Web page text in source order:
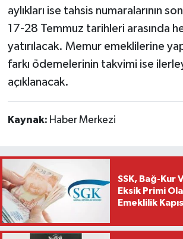
aylıkları ise tahsis numaralarının
17-28 Temmuz tarihleri arasında
yatırılacak. Memur emeklilerine
farkı ödemelerinin takvimi ise
açıklanacak.
Kaynak: Haber Merkezi
SSK, Bağ-Kur
Eksik Primi
Emeklilik